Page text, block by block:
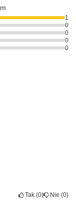
1
0
0
0
0
Tak 0 Nie 0